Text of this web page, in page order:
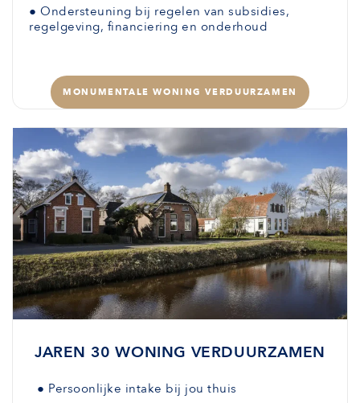
● Ondersteuning bij regelen van subsidies,
regelgeving, financiering en onderhoud
MONUMENTALE WONING VERDUURZAMEN
JAREN 30 WONING VERDUURZAMEN
● Persoonlijke intake bij jou thuis